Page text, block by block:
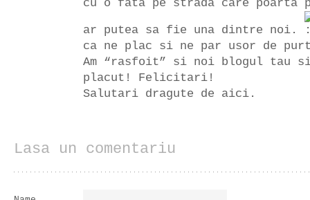
cu o fata pe strada care poarta
ar putea sa fie una dintre noi.
ca ne plac si ne par usor de
Am “rasfoit” si noi blogul tau
placut! Felicitari!
Salutari dragute de aici.
Lasa un comentariu